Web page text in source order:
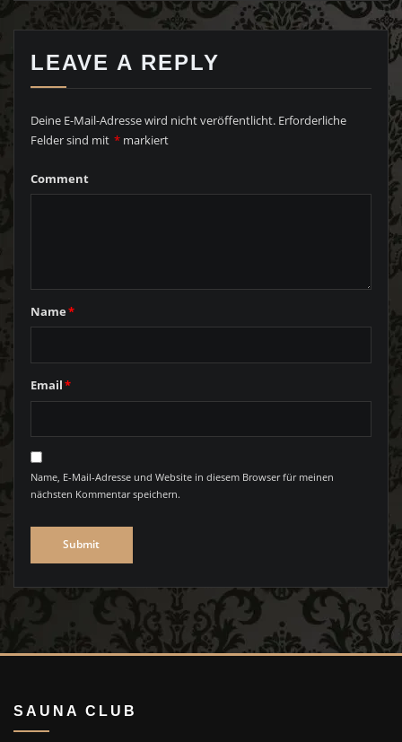
LEAVE A REPLY
Deine E-Mail-Adresse wird nicht veröffentlicht. Erforderliche
Felder sind mit * markiert
Comment
Name*
Email*
Name, E-Mail-Adresse und Website in diesem Browser für meinen
nächsten Kommentar speichern.
SAUNA CLUB